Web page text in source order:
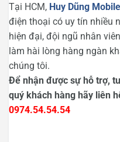
Tại HCM, Huy Dũng Mobile
điện thoại có uy tín nhiều
hiện đại, đội ngũ nhân
làm hài lòng hàng ngàn
chúng tôi.
Để nhận được sự hỗ trợ,
quý khách hàng hãy liên
0974.54.54.54